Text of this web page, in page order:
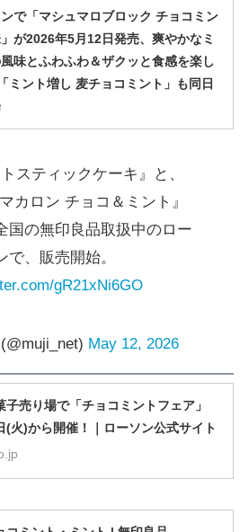
で「マシュマロブロック チョコミン
」が2026年5月12日発売、爽やかなミ
味とふわふわ＆ザクッと食感を楽し
ミント増し 麦チョコミント」も同日
スティックケーキ』と、
カロン チョコ＆ミント』
国の無印良品取扱中のロー
で、販売開始。
gR21xNi6GO
May 12, 2026
子売り場で「チョコミントフェア」
(火)から開催！｜ローソン公式サイト